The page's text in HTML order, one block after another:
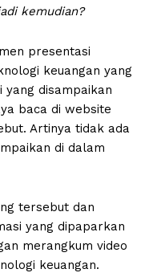
kemudian?
presentasi
keuangan yang
yang disampaikan
baca di website
Artinya tidak ada
di dalam
tersebut dan
yang dipaparkan
merangkum video
keuangan.